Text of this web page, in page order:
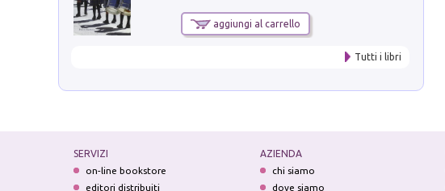
aggiungi al carrello
Tutti i libri
SERVIZI
on-line bookstore
editori distribuiti
AZIENDA
chi siamo
dove siamo